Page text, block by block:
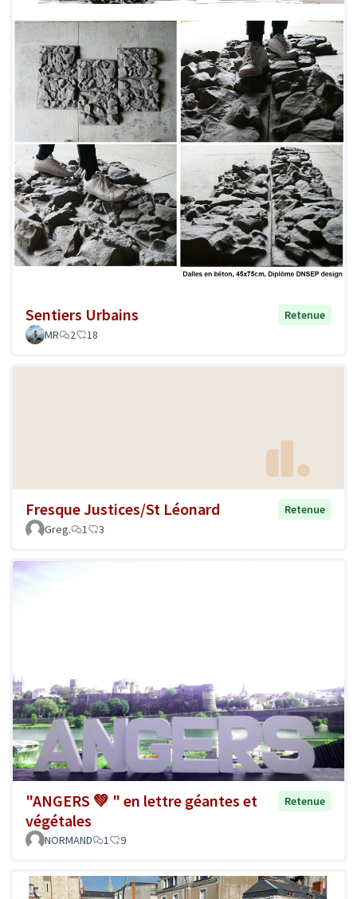
Sentiers Urbains
Retenue
MR
2 18
Fresque Justices/St Léonard
Retenue
Greg.
1 3
"ANGERS 💚 " en lettre géantes et
végétales
Retenue
NORMAND 1 9